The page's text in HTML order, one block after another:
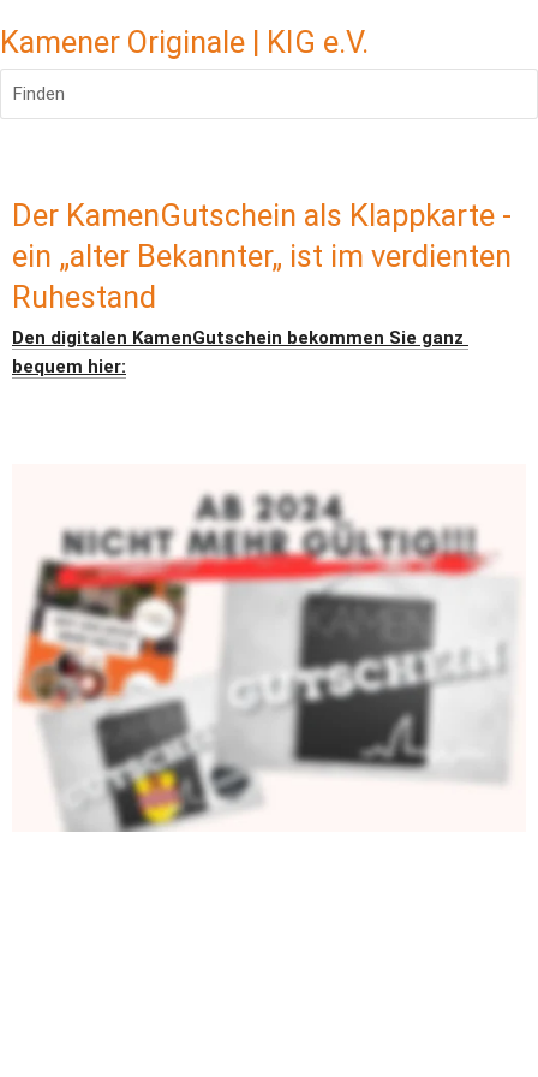
Kamener Originale | KIG e.V.
Finden
Der KamenGutschein als Klappkarte -
ein „alter Bekannter„ ist im verdienten
Ruhestand
Den digitalen KamenGutschein bekommen Sie ganz
bequem hier: